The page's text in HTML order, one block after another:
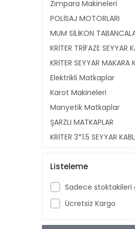
Zımpara Makineleri
POLİSAJ MOTORLARI
MUM SİLİKON
KRİTER TRİFAZE SEYYAR
KRİTER SEYYAR MAKARA
Elektrikli Matkaplar
Karot Makineleri
Manyetik Matkaplar
ŞARZLI MATKAPLAR
KRİTER 3*1,5 SEYYAR
PPRC KAYNAK MAKİNA
Boru Bükme Makineleri
Tezgah Tipi Pafta
Listeleme
Sadece stoktakileri
Ücretsiz Kargo